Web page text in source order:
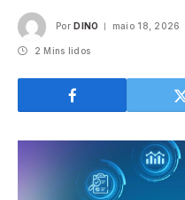
Por DINO maio 18, 2026
2 Mins lidos